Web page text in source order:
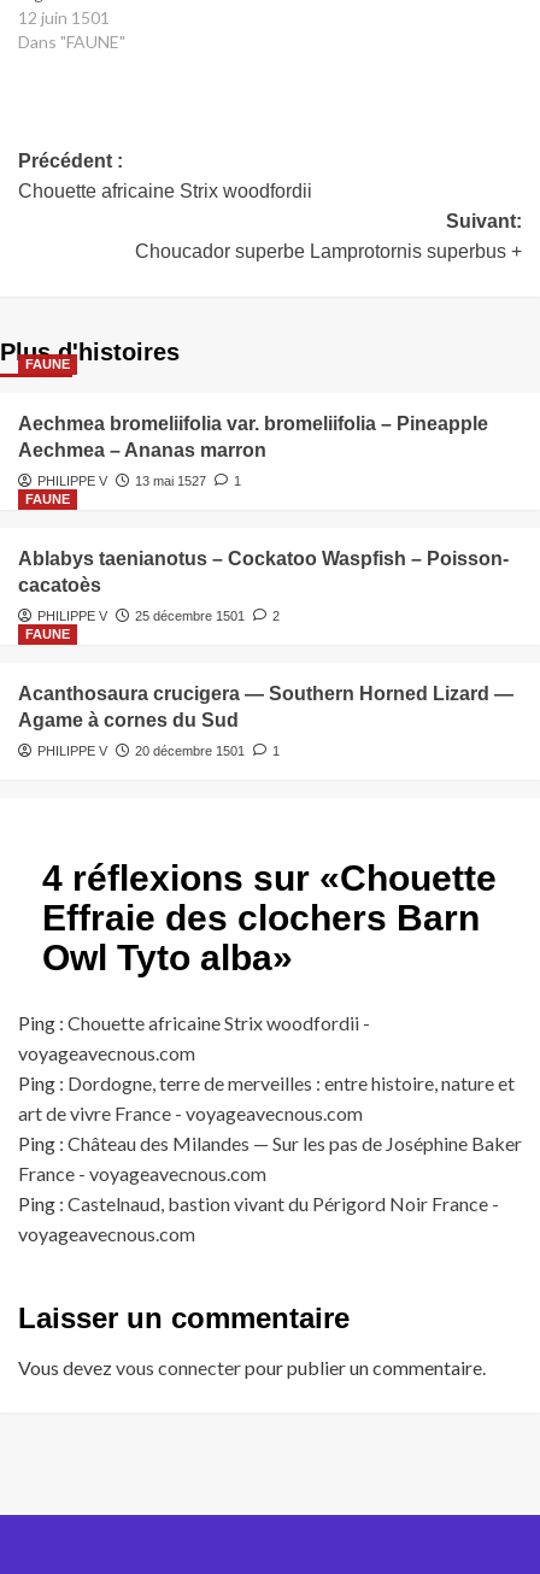
12 juin 1501
Dans "FAUNE"
Précédent :
Chouette africaine Strix woodfordii
Suivant:
Choucador superbe Lamprotornis superbus +
Plus d'histoires
FAUNE
Aechmea bromeliifolia var. bromeliifolia – Pineapple
Aechmea – Ananas marron
PHILIPPE V 13 mai 1527
1
FAUNE
Ablabys taenianotus – Cockatoo Waspfish – Poisson-
cacatoès
PHILIPPE V 25 décembre 1501
2
FAUNE
Acanthosaura crucigera — Southern Horned Lizard —
Agame à cornes du Sud
PHILIPPE V 20 décembre 1501 1
4 réflexions sur «Chouette
Effraie des clochers Barn
Owl Tyto alba»
Ping : Chouette africaine Strix woodfordii -
voyageavecnous.com
Ping : Dordogne, terre de merveilles : entre histoire, nature et
art de vivre France - voyageavecnous.com
Ping : Château des Milandes — Sur les pas de Joséphine Baker
France - voyageavecnous.com
Ping : Castelnaud, bastion vivant du Périgord Noir France -
voyageavecnous.com
Laisser un commentaire
Vous devezvous connecterpour publier un commentaire.